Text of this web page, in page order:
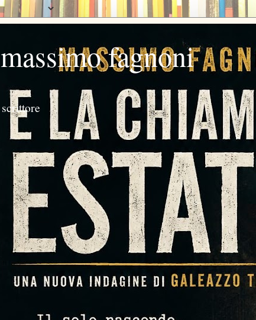
massimo fagnoni
scrittore